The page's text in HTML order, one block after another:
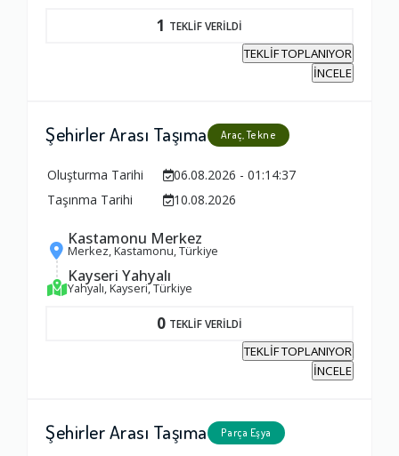
1 TEKLİF VERİLDİ
TEKLİF TOPLANIYOR
İNCELE
Şehirler Arası Taşıma Araç, Tekne
Oluşturma Tarihi
06.08.2026 - 01:14:37
Taşınma Tarihi
10.08.2026
Kastamonu Merkez
Merkez, Kastamonu, Türkiye
Kayseri Yahyalı
Yahyalı, Kayseri, Türkiye
0 TEKLİF VERİLDİ
TEKLİF TOPLANIYOR
İNCELE
Şehirler Arası Taşıma Parça Eşya